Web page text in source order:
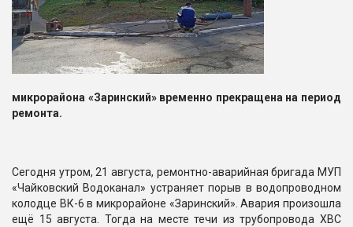
микрорайона «Заринский» временно прекращена на период
ремонта.
Сегодня утром, 21 августа, ремонтно-аварийная бригада МУП
«Чайковский Водоканал» устраняет порыв в водопроводном
колодце ВК-6 в микрорайоне «Заринский». Авария произошла
ещё 15 августа. Тогда на месте течи из трубопровода ХВС